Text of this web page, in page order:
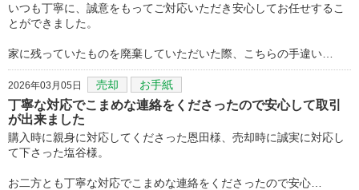
いつも丁寧に、誠意をもってご対応いただき安心してお任せするこ
とができました。
家に残っていたものを廃棄していただいた際、こちらの手違い…
2026年03月05日 売却 お手紙
丁寧な対応でこまめな連絡をくださったので安心して取引
が出来ました
購入時に親身に対応してくださった恩田様、売却時に誠実に対応し
て下さった塩谷様。
お二方とも丁寧な対応でこまめな連絡をくださったので安心…